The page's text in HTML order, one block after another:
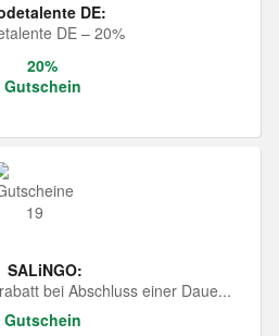
DE:
DE – 20%
20%
Gutschein
SALiNGO:
bei Abschluss einer Daue...
Gutschein